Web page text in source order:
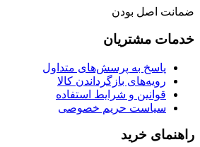
ضمانت اصل بودن
خدمات مشتریان
پاسخ به پرسش‌های متداول
رویه‌های بازگرداندن کالا
قوانین و شرایط استفاده
سیاست حریم خصوصی
راهنمای خرید